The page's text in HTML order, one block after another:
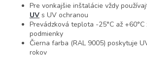
Pre vonkajšie inštalácie vždy
UV s UV ochranou
Prevádzková teplota -25°C až +60°C
podmienky
Čierna farba (RAL 9005) poskytuje
rokov